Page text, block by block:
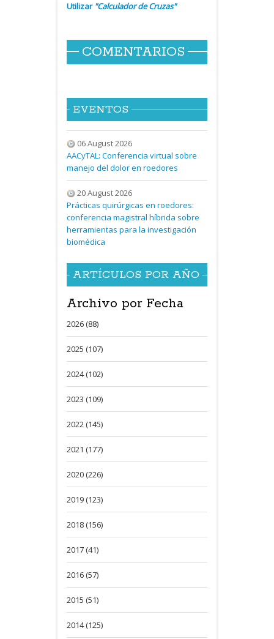
Utilizar "Calculador de Cruzas"
COMENTARIOS
EVENTOS
06 August 2026
AACyTAL: Conferencia virtual sobre
manejo del dolor en roedores
20 August 2026
Prácticas quirúrgicas en roedores:
conferencia magistral híbrida sobre
herramientas para la investigación
biomédica
ARTÍCULOS POR AÑO
Archivo por Fecha
2026 (88)
2025 (107)
2024 (102)
2023 (109)
2022 (145)
2021 (177)
2020 (226)
2019 (123)
2018 (156)
2017 (41)
2016 (57)
2015 (51)
2014 (125)